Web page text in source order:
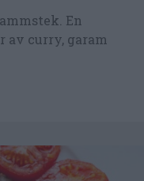
En
av curry, garam